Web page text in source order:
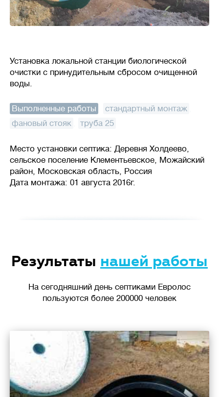
Установка локальной станции биологической
очистки с принудительным сбросом очищенной
воды.
Выполненные работы стандартный монтаж
фановый стояк
труба 25
Место установки септика: Деревня Холдеево,
сельское поселение Клементьевское, Можайский
район, Московская область, Россия
Дата монтажа: 01 августа 2016г.
Результаты нашей работы
На сегодняшний день септиками Евролос
пользуются более 200000 человек